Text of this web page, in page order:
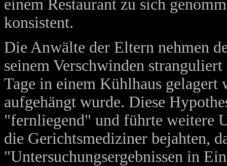
einem Restaurant zu sich
konsistent.
Die Anwälte der Eltern nehmen
seinem Verschwinden
Tage in einem Kühlhaus
aufgehängt wurde. Diese
"fernliegend" und führte weitere
die Gerichtsmediziner bejahten,
"Untersuchungsergebnissen in